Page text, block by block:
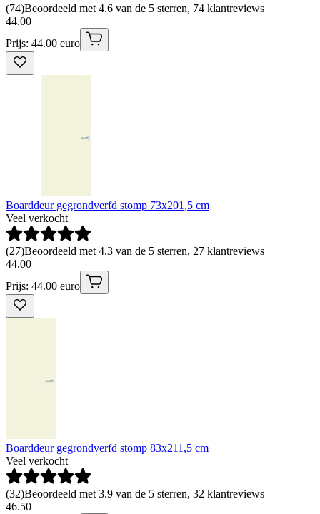
(74)Beoordeeld met 4.6 van de 5 sterren, 74 klantreviews
44.00
Prijs: 44.00 euro
Boarddeur gegrondverfd stomp 73x201,5 cm
Veel verkocht
(27)Beoordeeld met 4.3 van de 5 sterren, 27 klantreviews
44.00
Prijs: 44.00 euro
Boarddeur gegrondverfd stomp 83x211,5 cm
Veel verkocht
(32)Beoordeeld met 3.9 van de 5 sterren, 32 klantreviews
46.50